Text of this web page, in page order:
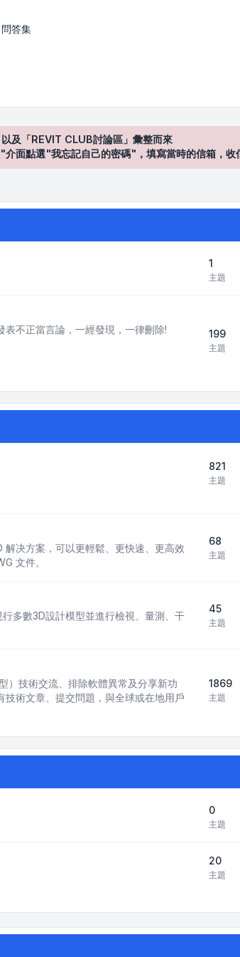
問答集
及「REVIT CLUB討論區」彙整而來
面點選"我忘記自己的密碼"，填寫當時的信箱，收
1
主題
不正當言論，一經發現，一律刪除!
199
主題
821
主題
决方案，可以更輕鬆、更快速、更高效
文件。
68
主題
多數3D設計模型並進行檢視、量測、干
45
主題
）技術交流、排除軟體異常及分享新功
術文章、提交問題，與全球或在地用戶
1869
主題
0
主題
20
主題